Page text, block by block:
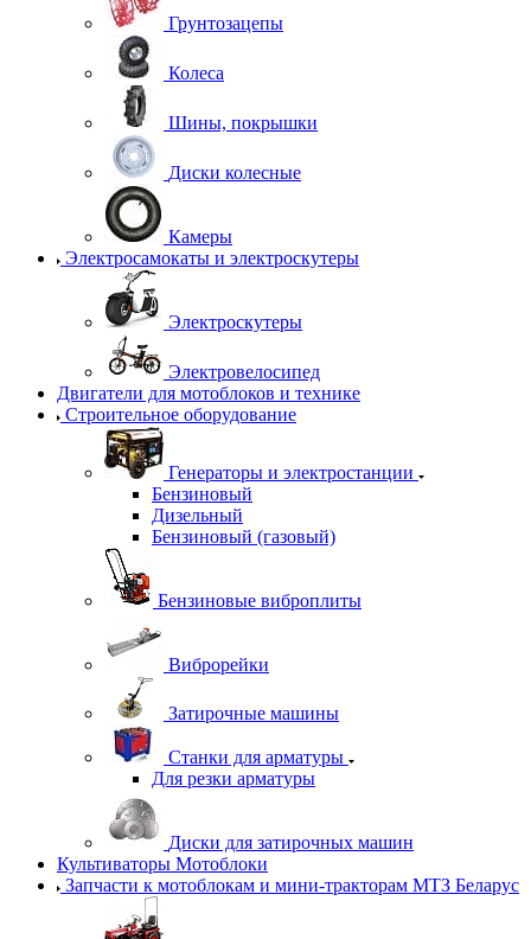
Грунтозацепы
Колеса
Шины, покрышки
Диски колесные
Камеры
Электросамокаты и электроскутеры
Электроскутеры
Электровелосипед
Двигатели для мотоблоков и технике
Строительное оборудование
Генераторы и электростанции
Бензиновый
Дизельный
Бензиновый (газовый)
Бензиновые виброплиты
Виброрейки
Затирочные машины
Станки для арматуры
Для резки арматуры
Диски для затирочных машин
Культиваторы Мотоблоки
Запчасти к мотоблокам и мини-тракторам МТЗ Беларус